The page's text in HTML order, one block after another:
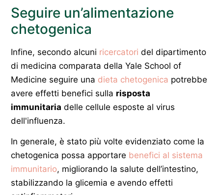
Seguire un’alimentazione
chetogenica
Infine, secondo alcuni ricercatori del dipartimento
di medicina comparata della Yale School of
Medicine seguire una dieta chetogenica potrebbe
avere effetti benefici sulla risposta
immunitaria delle cellule esposte al virus
dell'influenza.
In generale, è stato più volte evidenziato come la
chetogenica possa apportare benefici al sistema
immunitario, migliorando la salute dell’intestino,
stabilizzando la glicemia e avendo effetti